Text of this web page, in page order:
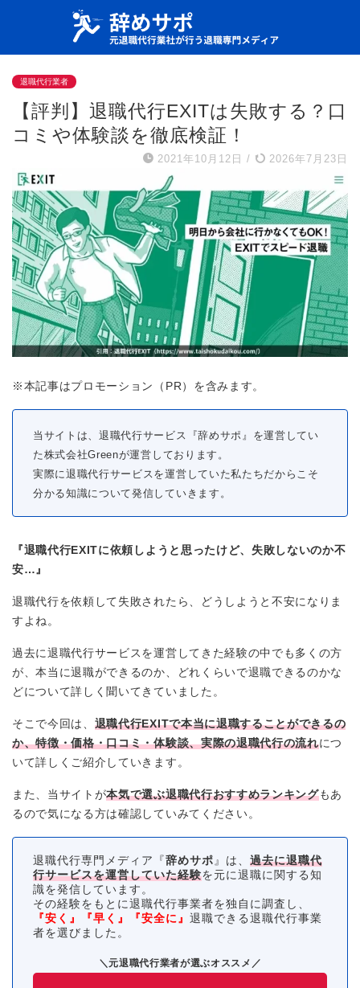
退職代行業者
【評判】退職代行EXITは失敗する？口
コミや体験談を徹底検証！
2021年10月12日 / 2026年7月23日
※本記事はプロモーション（PR）を含みます。
当サイトは、退職代行サービス『辞めサポ』を運営してい
た株式会社Greenが運営しております。
実際に退職代行サービスを運営していた私たちだからこそ
分かる知識について発信していきます。
『退職代行EXITに依頼しようと思ったけど、失敗しないのか不
安…』
退職代行を依頼して失敗されたら、どうしようと不安になりま
すよね。
過去に退職代行サービスを運営してきた経験の中でも多くの方
が、本当に退職ができるのか、どれくらいで退職できるのかな
どについて詳しく聞いてきていました。
そこで今回は、 退職代行EXITで本当に退職することができるの
か、特徴・価格・口コミ・体験談、実際の退職代行の流れにつ
いて詳しくご紹介していきます。
また、当サイトが本気で選ぶ退職代行おすすめランキングもあ
るので気になる方は確認していみてください。
退職代行専門メディア『 辞めサポ 』は、 過去に退職代
行サービスを運営していた経験を元に退職に関する知
識を発信しています。
その経験をもとに退職代行事業者を独自に調査し、
『安く』『早く』『安全に』 退職できる退職代行事業
者を選びました。
＼元退職代行業者が選ぶオススメ／